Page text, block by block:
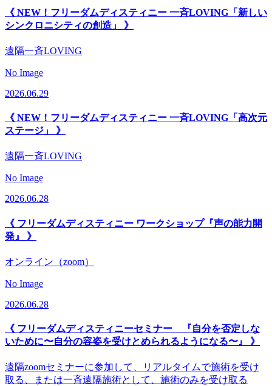
《 NEW！フリーダムディスティニー 一斉LOVING「新しい
シンクロニシティの創造」 》
遠隔一斉LOVING
No Image
2026.06.29
《 NEW！フリーダムディスティニー 一斉LOVING「高次元
ステージ」 》
遠隔一斉LOVING
No Image
2026.06.28
《 フリーダムディスティニー ワークショップ『声の能力開
発』 》
オンライン（zoom）
No Image
2026.06.28
《 フリーダムディスティニーセミナー 『自分を否定しな
いために〜自分の容姿を受けとめられるようになる〜』 》
遠隔zoomセミナーに参加して、リアルタイムで施術を受け
取る、または一斉遠隔施術として、施術のみを受け取る